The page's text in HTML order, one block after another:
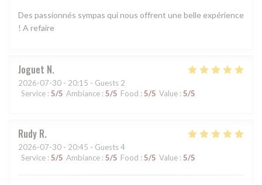
Des passionnés sympas qui nous offrent une belle expérience
! A refaire
Joguet N
2026-07-30 - 20:15 - Guests 2
Service : 5/5 Ambiance : 5/5 Food : 5/5 Value : 5/5
Rudy R
2026-07-30 - 20:45 - Guests 4
Service : 5/5 Ambiance : 5/5 Food : 5/5 Value : 5/5